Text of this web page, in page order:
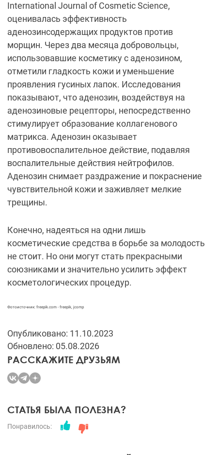
International Journal of Cosmetic Science,
оценивалась эффективность
аденозинсодержащих продуктов против
морщин. Через два месяца добровольцы,
использовавшие косметику с аденозином,
отметили гладкость кожи и уменьшение
проявления гусиных лапок. Исследования
показывают, что аденозин, воздействуя на
аденозиновые рецепторы, непосредственно
стимулирует образование коллагенового
матрикса. Аденозин оказывает
противовоспалительное действие, подавляя
воспалительные действия нейтрофилов.
Аденозин снимает раздражение и покраснение
чувствительной кожи и заживляет мелкие
трещины.
Конечно, надеяться на одни лишь
косметические средства в борьбе за молодость
не стоит. Но они могут стать прекрасными
союзниками и значительно усилить эффект
косметологических процедур.
Фотоисточник: freepik.com - freepik, jcomp
Опубликовано: 11.10.2023
Обновлено: 05.08.2026
РАССКАЖИТЕ ДРУЗЬЯМ
СТАТЬЯ БЫЛА ПОЛЕЗНА?
Понравилось: